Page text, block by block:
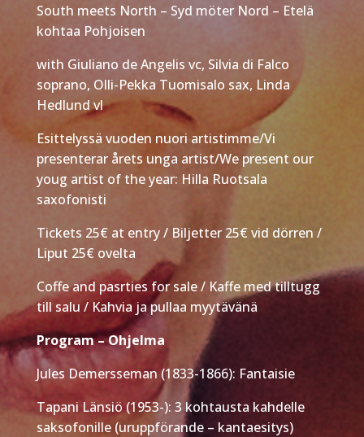
South meets North – Syd möter Nord – Etelä
kohtaa Pohjoisen
with Giuliano de Angelis vc, Silvia di Falco
soprano, Olli-Pekka Tuomisalo sax, Linda
Hedlund vl
Esittelyssä vuoden nuori artistimme/Vi
presenterar årets unga artist/We present our
youg artist of the year: Hilla Ruotsala
saxofonisti
Tickets 25€ at entry / Biljetter 25€ vid dörren /
Liput 25€ ovelta
Coffe and pasrties for sale / Kaffe med tilltugg
till salu / Kahvia ja pullaa myytävänä
Program – Ohjelma
Jules Demersseman (1833-1866): Fantaisie
Tapani Länsiö (1953-): 3 kohtausta kahdelle
saksofonille (uruppförande – kantaesitys)